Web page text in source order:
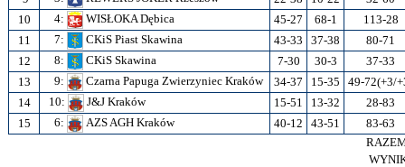
10
4: WISŁOKA Dębica 45-27 68-1
113-28
11
7: CKiS Piast Skawina 43-33 37-38
80-71
12
8: CKiS Skawina 7-30 30-3
37-33
13
9: Czarna Papuga Zwierzyniec Kraków 34-37 15-35
49-72(+3/
14
10: J&J Kraków 15-51 13-32
28-83
15
6: AZS AGH Kraków 40-12 43-51
83-63